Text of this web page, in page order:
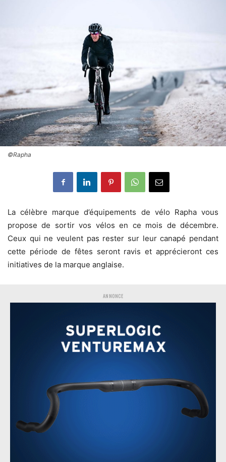
©Rapha
La célèbre marque d’équipements de vélo Rapha vous
propose de sortir vos vélos en ce mois de décembre.
Ceux qui ne veulent pas rester sur leur canapé pendant
cette période de fêtes seront ravis et apprécieront ces
initiatives de la marque anglaise.
ANNONCE